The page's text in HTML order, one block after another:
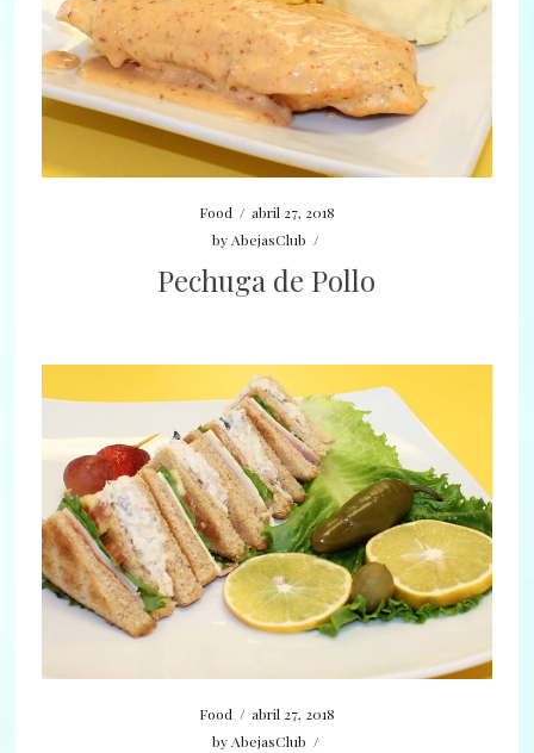
Food / abril 27, 2018
byAbejasClub /
Pechuga de Pollo
Food / abril 27, 2018
by AbejasClub /